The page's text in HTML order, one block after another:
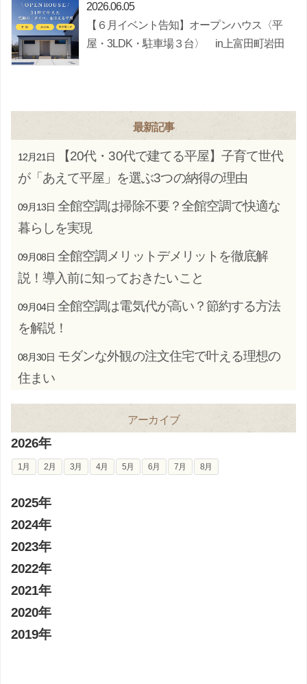
2026.06.05
【６月イベント告知】オープンハウス〈平
屋・3LDK・駐車場３台〉 in上富田町岩田
最新記事
12月21日
【20代・30代で建てる平屋】子育て世代
が「あえて平屋」を選ぶ3つの納得の理由
09月13日 全館空調は掃除不要？全館空調で快適な
暮らしを実現
09月08日 全館空調メリットデメリットを徹底解
説！導入前に知っておきたいこと
09月04日 全館空調は電気代が高い？節約する方法
を解説！
08月30日 モダンな外観の注文住宅で叶える理想の
住まい
アーカイブ
2026年
1月 2月 3月 4月 5月 6月 7月 8月
2025年
2024年
2023年
2022年
2021年
2020年
2019年